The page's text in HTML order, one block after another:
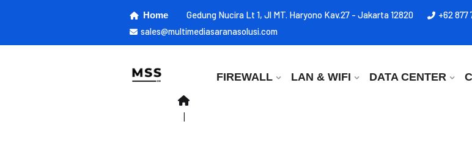
Home Gedung Nucira Lt 1, Jl MT. Haryono Kav.27 - Jakarta 12820
+62 877
sales@multimediasaranasolusi.com
FIREWALL LAN & WIFI DATA CENTER